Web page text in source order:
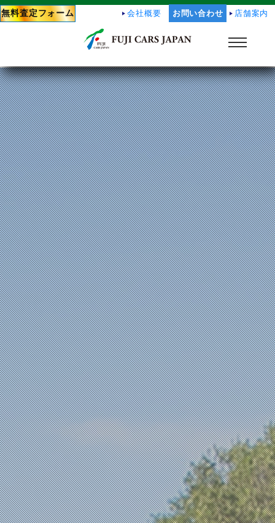
会社概要 お問い合わせ 店舗案内
無料査定フォーム